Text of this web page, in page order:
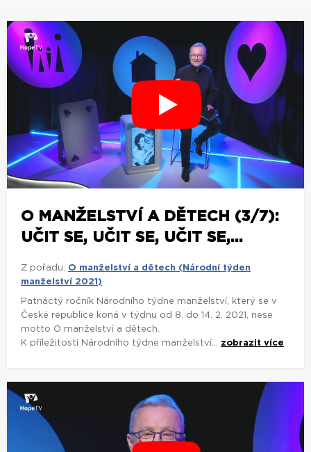
O MANŽELSTVÍ A DĚTECH (3/7):
UČIT SE, UČIT SE, UČIT SE,...
Z pořadu: O manželství a dětech (Národní týden
manželství 2021)
Patnáctý ročník Národního týdne manželství, který se v
České republice koná v týdnu od 8. do 14. 2. 2021, nese
motto O manželství a dětech.
K příležitosti Národního týdne manželství... zobrazit více